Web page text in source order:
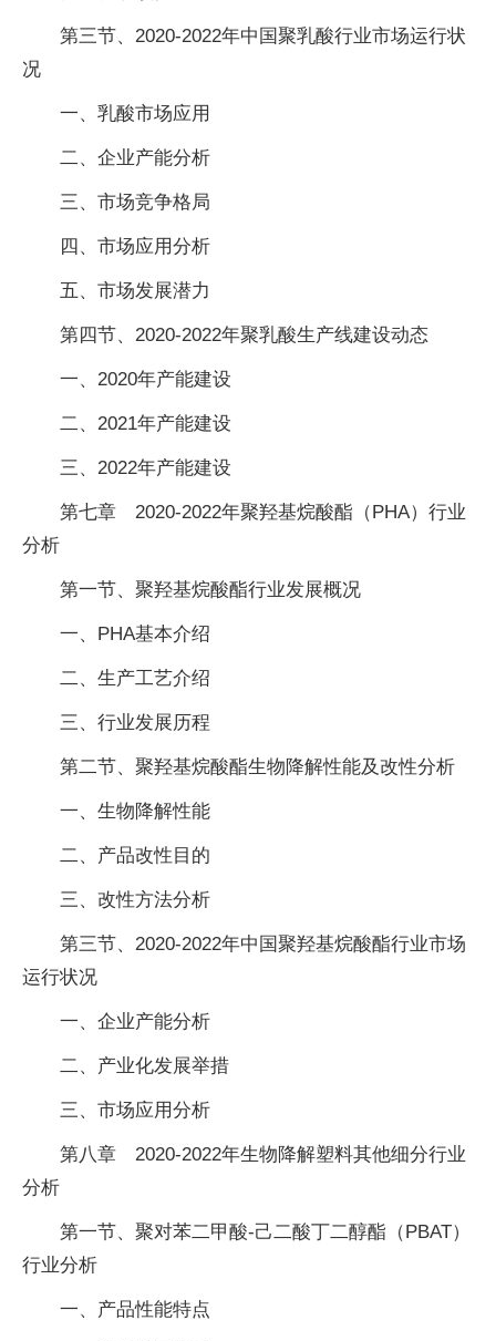
第三节、2020-2022年中国聚乳酸行业市场运行状
况
一、乳酸市场应用
二、企业产能分析
三、市场竞争格局
四、市场应用分析
五、市场发展潜力
第四节、2020-2022年聚乳酸生产线建设动态
一、2020年产能建设
二、2021年产能建设
三、2022年产能建设
第七章 2020-2022年聚羟基烷酸酯（PHA）行业
分析
第一节、聚羟基烷酸酯行业发展概况
一、PHA基本介绍
二、生产工艺介绍
三、行业发展历程
第二节、聚羟基烷酸酯生物降解性能及改性分析
一、生物降解性能
二、产品改性目的
三、改性方法分析
第三节、2020-2022年中国聚羟基烷酸酯行业市场
运行状况
一、企业产能分析
二、产业化发展举措
三、市场应用分析
第八章 2020-2022年生物降解塑料其他细分行业
分析
第一节、聚对苯二甲酸-己二酸丁二醇酯（PBAT）
行业分析
一、产品性能特点